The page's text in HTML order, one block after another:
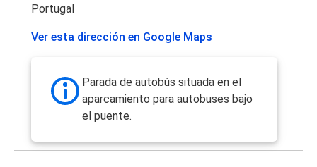
Portugal
Ver esta dirección en Google Maps
Parada de autobús situada en el
aparcamiento para autobuses bajo
el puente.